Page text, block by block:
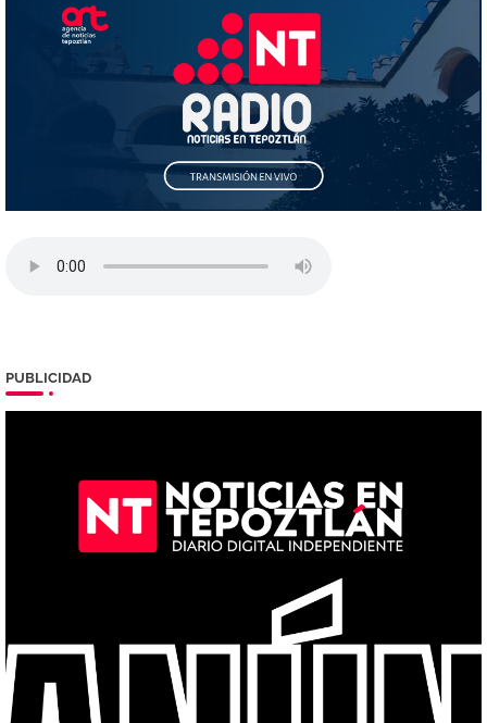
PUBLICIDAD